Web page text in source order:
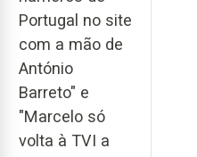
Portugal no site
com a mão de
António
Barreto" e
"Marcelo só
volta à TVI a